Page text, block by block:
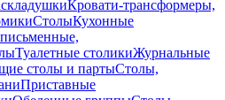
Кровати-трансформеры,
СтолыКухонные
Туалетные столикиЖурнальные
столы и партыСтолы,
Приставные